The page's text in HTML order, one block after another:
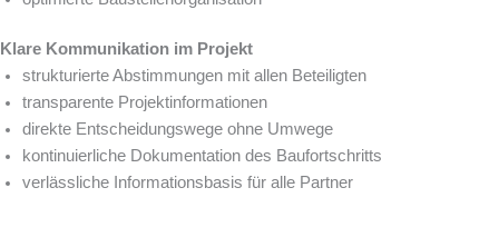
Klare Kommunikation im Projekt
strukturierte Abstimmungen mit allen Beteiligten
transparente Projektinformationen
direkte Entscheidungswege ohne Umwege
kontinuierliche Dokumentation des Baufortschritts
verlässliche Informationsbasis für alle Partner